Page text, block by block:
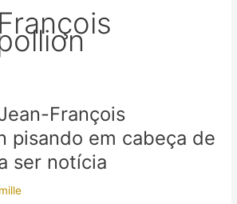
François
pisando em cabeça de
ser notícia